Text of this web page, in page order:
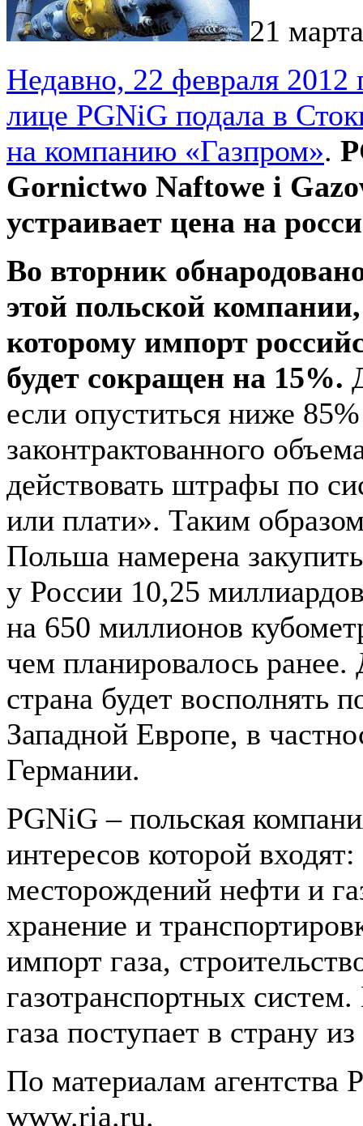
21
Недавно, 22 февраля 2012
лице PGNiG подала в
на компанию «Газпром».
Gornictwo Naftowe i
устраивает цена на
Во вторник
этой польской компании,
которому импорт
будет сокращен на 15%.
если опуститься ниже 85%
законтрактованного
действовать штрафы по
или плати». Таким
Польша намерена
у России 10,25
на 650 миллионов
чем планировалось ранее.
страна будет восполнять
Западной Европе, в
Германии.
PGNiG – польская
интересов которой входят:
месторождений нефти и
хранение и
импорт газа,
газотранспортных
газа поступает в страну
По материалам
www.ria.ru.